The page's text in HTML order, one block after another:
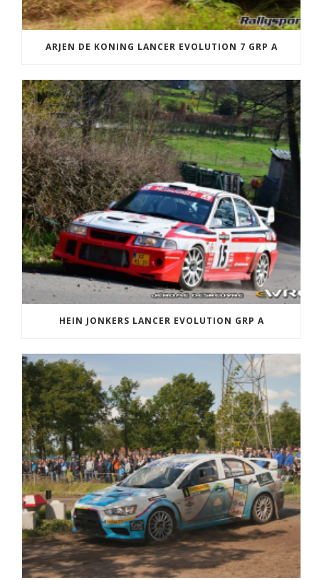
ARJEN DE KONING LANCER EVOLUTION 7 GRP A
HEIN JONKERS LANCER EVOLUTION GRP A